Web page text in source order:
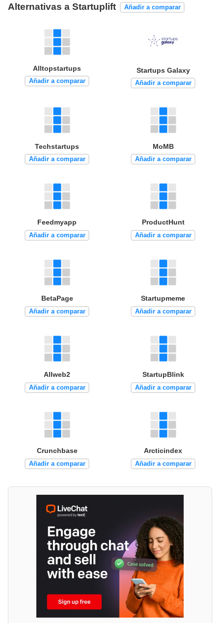
Alternativas a Startuplift Añadir a comparar
Alltopstartups
Añadir a comparar
Startups Galaxy
Añadir a comparar
Techstartups
Añadir a comparar
MoMB
Añadir a comparar
Feedmyapp
Añadir a comparar
ProductHunt
Añadir a comparar
BetaPage
Añadir a comparar
Startupmeme
Añadir a comparar
Allweb2
Añadir a comparar
StartupBlink
Añadir a comparar
Crunchbase
Añadir a comparar
Arcticindex
Añadir a comparar